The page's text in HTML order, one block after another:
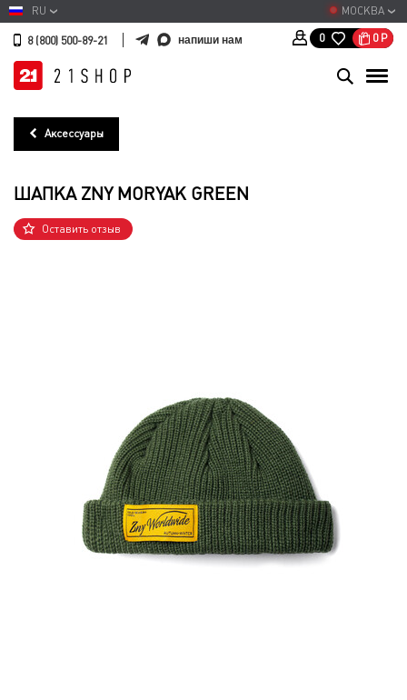
МОСКВА
RU
8 (800) 500-89-21 напиши нам 0 0 Р
Аксессуары
ШАПКА ZNY MORYAK GREEN
Оставить отзыв